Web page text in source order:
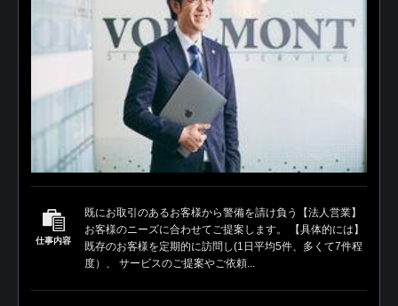
仕事内容
既にお取引のあるお客様から警備を請け負う【法人営業】
お客様のニーズに合わせてご提案します。 【具体的には】
既存のお客様を定期的に訪問し(1日平均5件、多くて7件程
度）、 サービスのご提案やご依頼...